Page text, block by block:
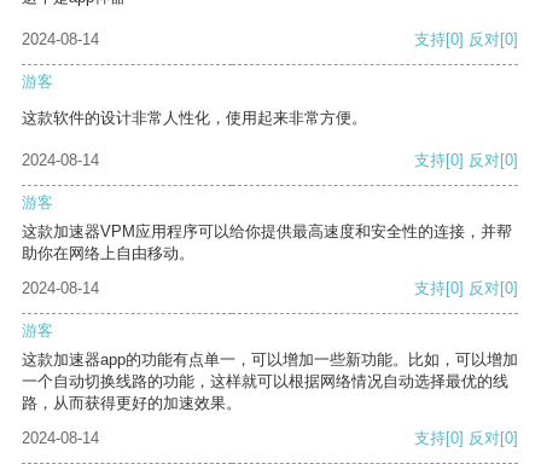
2024-08-14 支持[0] 反对[0]
游客
这款软件的设计非常人性化，使用起来非常方便。
2024-08-14 支持[0] 反对[0]
游客
这款加速器VPM应用程序可以给你提供最高速度和安全性的连接，并帮
助你在网络上自由移动。
2024-08-14
支持[0] 反对[0]
游客
这款加速器app的功能有点单一，可以增加一些新功能。比如，可以增加
一个自动切换线路的功能，这样就可以根据网络情况自动选择最优的线
路，从而获得更好的加速效果。
2024-08-14
支持[0] 反对[0]